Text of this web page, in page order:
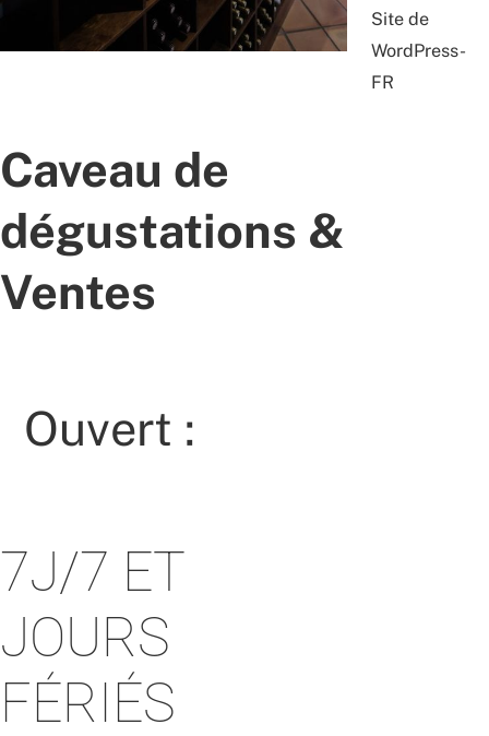
Caveau de
dégustations &
Ventes
Ouvert :
7J/7 ET
JOURS
FÉRIÉS
Site de
WordPress-
FR